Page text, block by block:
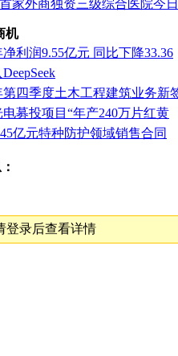
家外商独资三级综合医院今
机
利润9.55亿元 同比下降33.36
第四季度土木工程建筑业务新
募投项目“年产240万片红黄
亿元特种防护领域销售合同
登录后查看详情